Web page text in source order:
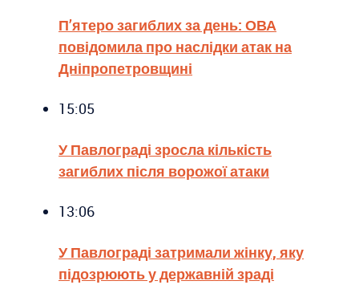
П’ятеро загиблих за день: ОВА
повідомила про наслідки атак на
Дніпропетровщині
15:05
У Павлограді зросла кількість
загиблих після ворожої атаки
13:06
У Павлограді затримали жінку, яку
підозрюють у державній зраді